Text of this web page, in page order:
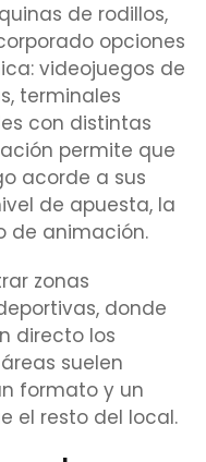
de rodillos,
opciones
videojuegos de
terminales
con distintas
permite que
acorde a sus
de apuesta, la
de animación.
zonas
donde
directo los
suelen
formato y un
el resto del local.